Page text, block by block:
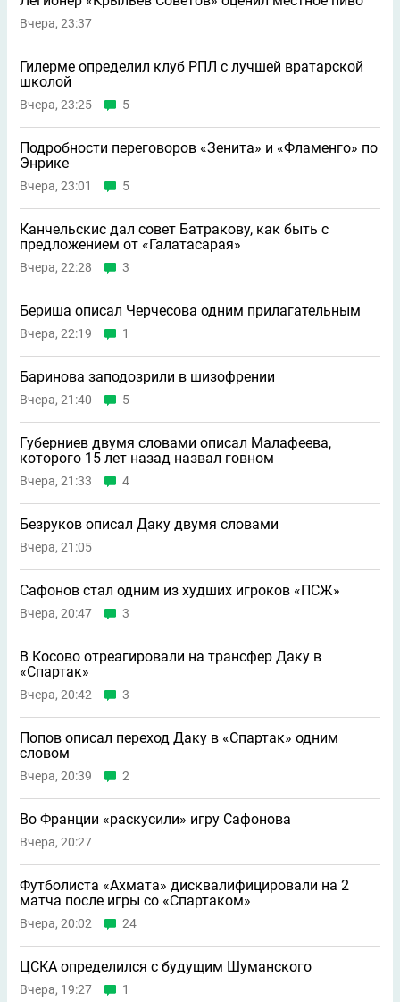
Вчера, 23:37
Гилерме определил клуб РПЛ с лучшей вратарской
школой
Вчера, 23:25 5
Подробности переговоров «Зенита» и «Фламенго» по
Энрике
Вчера, 23:01 5
Канчельскис дал совет Батракову, как быть с
предложением от «Галатасарая»
Вчера, 22:28 3
Бериша описал Черчесова одним прилагательным
Вчера, 22:19 1
Баринова заподозрили в шизофрении
Вчера, 21:40 5
Губерниев двумя словами описал Малафеева,
которого 15 лет назад назвал говном
Вчера, 21:33 4
Безруков описал Даку двумя словами
Вчера, 21:05
Сафонов стал одним из худших игроков «ПСЖ»
Вчера, 20:47 3
В Косово отреагировали на трансфер Даку в
«Спартак»
Вчера, 20:42 3
Попов описал переход Даку в «Спартак» одним
словом
Вчера, 20:39 2
Во Франции «раскусили» игру Сафонова
Вчера, 20:27
Футболиста «Ахмата» дисквалифицировали на 2
матча после игры со «Спартаком»
Вчера, 20:02 24
ЦСКА определился с будущим Шуманского
Вчера, 19:27 1